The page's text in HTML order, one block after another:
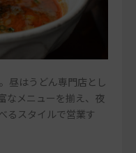
昼はうどん専門店とし
なメニューを揃え、夜
るスタイルで営業す